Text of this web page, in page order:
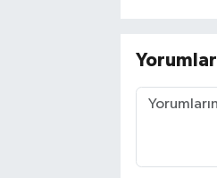
Yorumlar